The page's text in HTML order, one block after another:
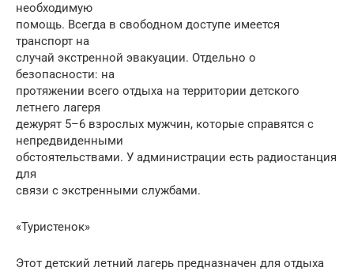
необходимую
помощь. Всегда в свободном доступе имеется
транспорт на
случай экстренной эвакуации. Отдельно о
безопасности: на
протяжении всего отдыха на территории детского
летнего лагеря
дежурят 5–6 взрослых мужчин, которые справятся с
непредвиденными
обстоятельствами. У администрации есть радиостанция
для
связи с экстренными службами.
«Туристенок»
Этот детский летний лагерь предназначен для отдыха